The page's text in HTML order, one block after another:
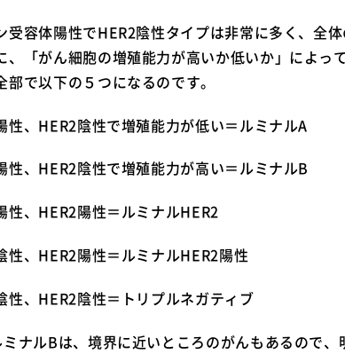
受容体陽性でHER2陰性タイプは非常に多く、全
、「がん細胞の増殖能力が高いか低いか」によっ
で以下の５つになるのです。
、HER2陰性で増殖能力が低い＝ルミナルA
、HER2陰性で増殖能力が高い＝ルミナルB
、HER2陽性＝ルミナルHER2
、HER2陽性＝ルミナルHER2陽性
、HER2陰性＝トリプルネガティブ
ナルBは、境界に近いところのがんもあるので